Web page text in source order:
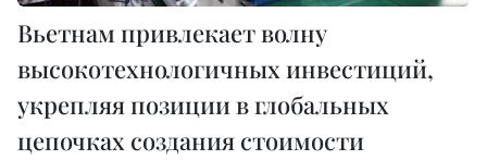
Вьетнам привлекает волну
высокотехнологичных инвестиций,
укрепляя позиции в глобальных
цепочках создания стоимости